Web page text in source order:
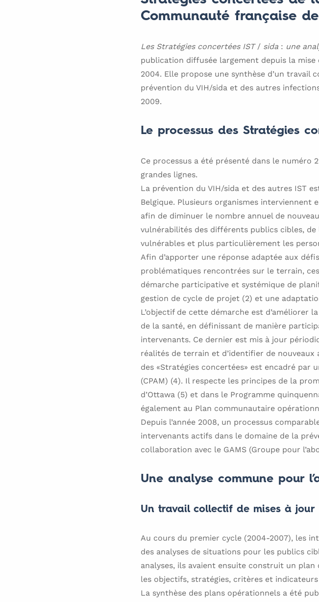
Communauté française
Les Stratégies concertées IST / sida : une
publication diffusée largement depuis la
2004. Elle propose une synthèse d’un
prévention du VIH/sida et des autres
2009.
Le processus des Stratégies
Ce processus a été présenté dans le numéro
grandes lignes.
La prévention du VIH/sida et des autres IST
Belgique. Plusieurs organismes interviennent
afin de diminuer le nombre annuel de
vulnérabilités des différents publics cibles,
vulnérables et plus particulièrement les
Afin d’apporter une réponse adaptée aux
problématiques rencontrées sur le terrain,
démarche participative et systémique de
gestion de cycle de projet (2) et une
L’objectif de cette démarche est
de la santé, en définissant de manière
intervenants. Ce dernier est mis à jour
réalités de terrain et d’identifier de
des «Stratégies concertées» est encadré par
(CPAM) (4). Il respecte les principes de la
d’Ottawa (5) et dans le Programme
également au Plan communautaire
Depuis l’année 2008, un processus
intervenants actifs dans le domaine de la
collaboration avec le GAMS (Groupe pour
Une analyse commune pour
Un travail collectif de mises à jour
Au cours du premier cycle (2004-2007), les
des analyses de situations pour les publics
analyses, ils avaient ensuite construit un
les objectifs, stratégies, critères et indicateurs
La synthèse des plans opérationnels a été